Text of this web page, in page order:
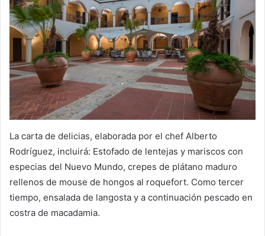
La carta de delicias, elaborada por el chef Alberto
Rodríguez, incluirá: Estofado de lentejas y mariscos con
especias del Nuevo Mundo, crepes de plátano maduro
rellenos de mouse de hongos al roquefort. Como tercer
tiempo, ensalada de langosta y a continuación pescado en
costra de macadamia.